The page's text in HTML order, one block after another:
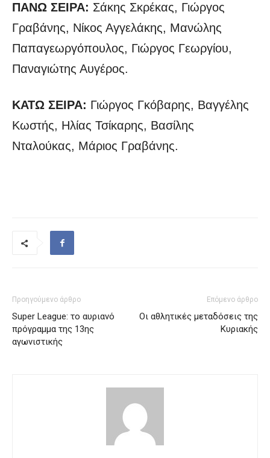
ΠΑΝΩ ΣΕΙΡΑ: Σάκης Σκρέκας, Γιώργος
Γραβάνης, Νίκος Αγγελάκης, Μανώλης
Παπαγεωργόπουλος, Γιώργος Γεωργίου,
Παναγιώτης Αυγέρος.
ΚΑΤΩ ΣΕΙΡΑ: Γιώργος Γκόβαρης, Βαγγέλης
Κωστής, Ηλίας Τσίκαρης, Βασίλης
Νταλούκας, Μάριος Γραβάνης.
Προηγούμενο άρθρο
Super League: το αυριανό
πρόγραμμα της 13ης
αγωνιστικής
Επόμενο άρθρο
Οι αθλητικές μεταδόσεις της
Κυριακής